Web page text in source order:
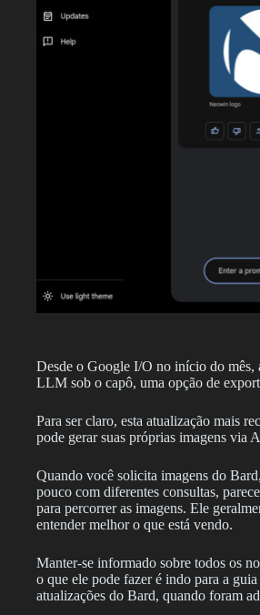
Desde o Google I/O no início do mês,
LLM sob o capô, uma opção de
Para ser claro, esta atualização mais
pode gerar suas próprias imagens via
Quando você solicita imagens do
pouco com diferentes consultas,
para percorrer as imagens. Ele
entender melhor o que está vendo.
Manter-se informado sobre todos os
o que ele pode fazer é indo para a
atualizações do Bard, quando foram